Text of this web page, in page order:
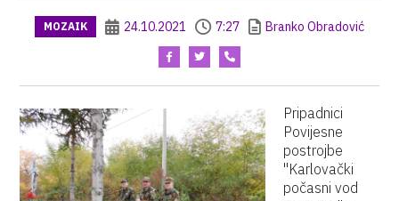
MOZAIK 24.10.2021 7:27 Branko Obradović
Pripadnici
Povijesne
postrojbe
"Karlovački
počasni vod